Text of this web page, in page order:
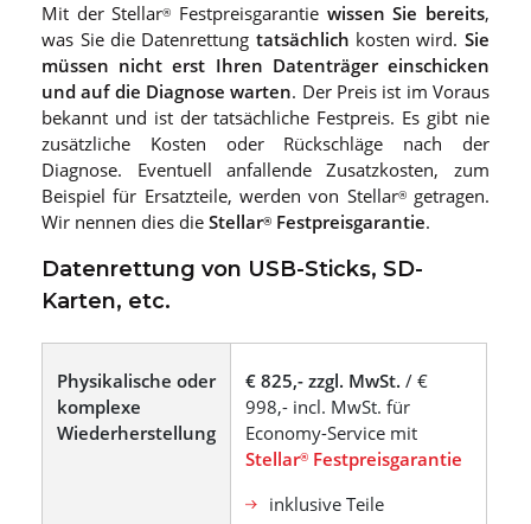
Mit der Stellar® Festpreisgarantie wissen Sie bereits,
was Sie die Datenrettung tatsächlich kosten wird. Sie
müssen nicht erst Ihren Datenträger einschicken
und auf die Diagnose warten. Der Preis ist im Voraus
bekannt und ist der tatsächliche Festpreis. Es gibt nie
zusätzliche Kosten oder Rückschläge nach der
Diagnose. Eventuell anfallende Zusatzkosten, zum
Beispiel für Ersatzteile, werden von Stellar®getragen.
Wir nennen dies dieStellar® Festpreisgarantie.
Datenrettung von USB-Sticks, SD-
Karten, etc.
Physikalische oder
komplexe
Wiederherstellung
€ 825,- zzgl. MwSt. / €
998,- incl. MwSt. für
Economy-Service mit
Stellar® Festpreisgarantie
inklusive Teile